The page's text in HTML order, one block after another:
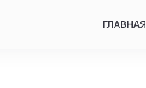
ГЛАВНАЯ